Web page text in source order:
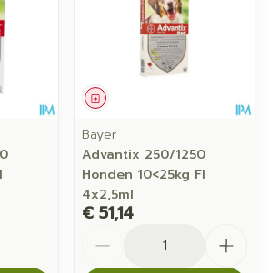
Geneesmiddel
Bayer
Advantix 250/1250
Honden 10<25kg Fl
4x2,5ml
€ 51,14